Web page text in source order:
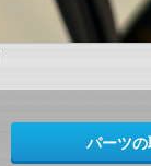
パーツ